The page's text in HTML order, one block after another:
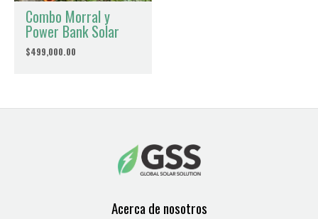
Combo Morral y
Power Bank Solar
$499,000.00
Acerca de nosotros